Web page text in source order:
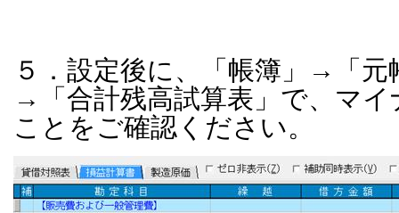
５．設定後に、「帳簿」→「元
→「合計残高試算表」で、マ
ことをご確認ください。